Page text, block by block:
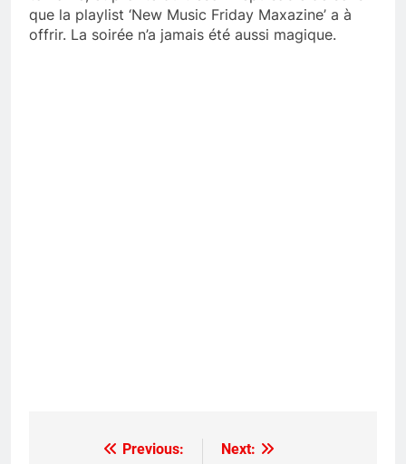
que la playlist ‘New Music Friday Maxazine’ a à
offrir. La soirée n’a jamais été aussi magique.
Previous:
Next: